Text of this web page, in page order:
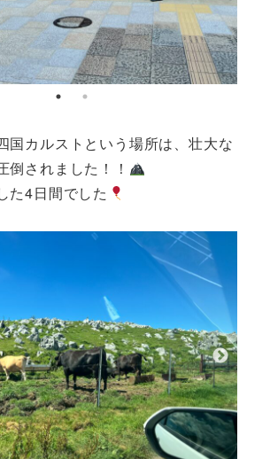
国カルストという場所は、壮大な
倒されました！！
た4日間でした